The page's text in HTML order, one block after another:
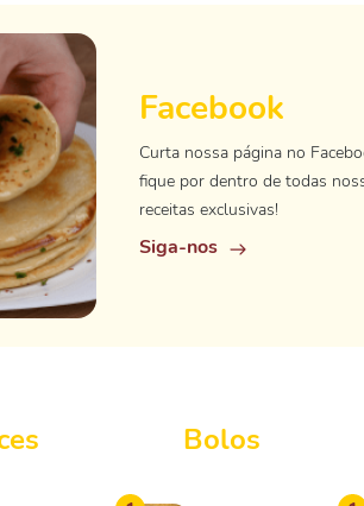
Facebook
Curta nossa página no
fique por dentro de todas
receitas exclusivas!
Siga-nos
Bolos